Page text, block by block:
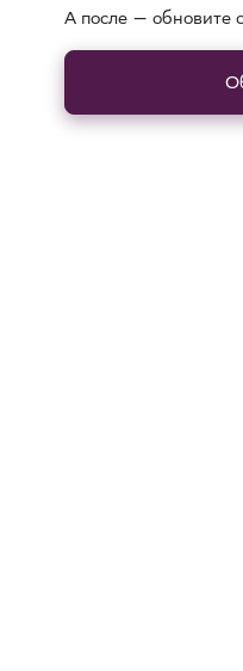
А после — обновите